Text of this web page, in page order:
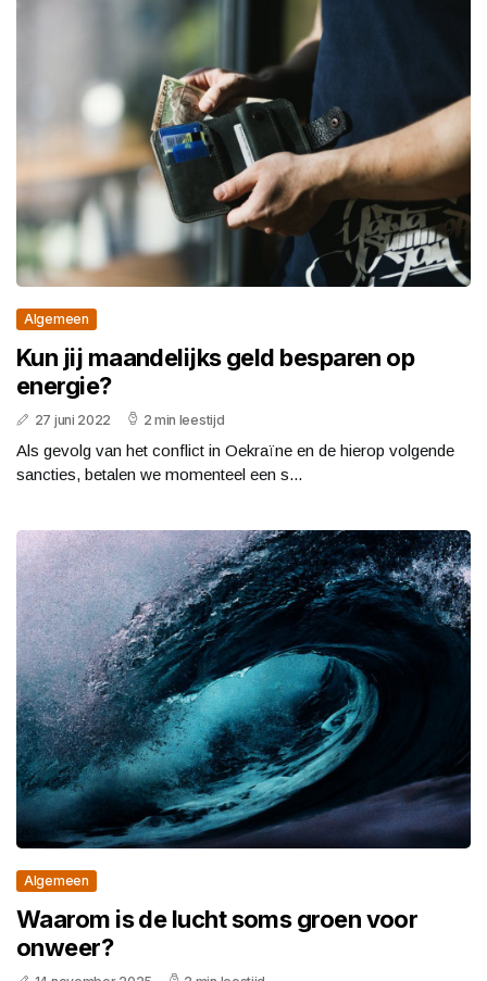
Algemeen
Kun jij maandelijks geld besparen op
energie?
27 juni 2022 2 min leestijd
Als gevolg van het conflict in Oekraïne en de hierop volgende
sancties, betalen we momenteel een s...
Algemeen
Waarom is de lucht soms groen voor
onweer?